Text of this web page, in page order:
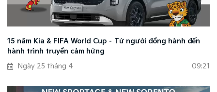
15 năm Kia & FIFA World Cup – Từ người đồng hành đến
hành trình truyền cảm hứng
Ngày 25 tháng 4
09:21